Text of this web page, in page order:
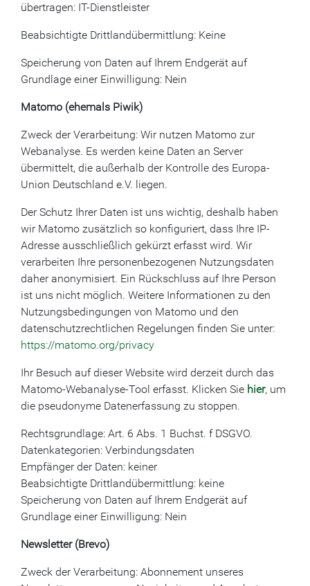
übertragen: IT-Dienstleister
Beabsichtigte Drittlandübermittlung: Keine
Speicherung von Daten auf Ihrem Endgerät auf
Grundlage einer Einwilligung: Nein
Matomo (ehemals Piwik)
Zweck der Verarbeitung: Wir nutzen Matomo zur
Webanalyse. Es werden keine Daten an Server
übermittelt, die außerhalb der Kontrolle des Europa-
Union Deutschland e.V. liegen.
Der Schutz Ihrer Daten ist uns wichtig, deshalb haben
wir Matomo zusätzlich so konfiguriert, dass Ihre IP-
Adresse ausschließlich gekürzt erfasst wird. Wir
verarbeiten Ihre personenbezogenen Nutzungsdaten
daher anonymisiert. Ein Rückschluss auf Ihre Person
ist uns nicht möglich. Weitere Informationen zu den
Nutzungsbedingungen von Matomo und den
datenschutzrechtlichen Regelungen finden Sie unter:
https://matomo.org/privacy
Ihr Besuch auf dieser Website wird derzeit durch das
Matomo-Webanalyse-Tool erfasst. Klicken Sie hier, um
die pseudonyme Datenerfassung zu stoppen.
Rechtsgrundlage: Art. 6 Abs. 1 Buchst. f DSGVO.
Datenkategorien: Verbindungsdaten
Empfänger der Daten: keiner
Beabsichtigte Drittlandübermittlung: keine
Speicherung von Daten auf Ihrem Endgerät auf
Grundlage einer Einwilligung: Nein
Newsletter (Brevo)
Zweck der Verarbeitung: Abonnement unseres